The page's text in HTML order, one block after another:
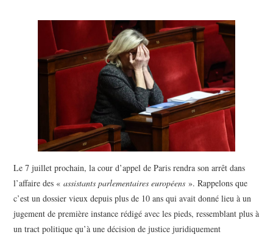
CULTURE
SPORT
Le 7 juillet prochain, la cour d’appel de Paris rendra son arrêt dans
l’affaire des « assistants parlementaires européens». Rappelons que
c’est un dossier vieux depuis plus de 10 ans qui avait donné lieu à un
jugement de première instance rédigé avec les pieds, ressemblant plus à
un tract politique qu’à une décision de justice juridiquement